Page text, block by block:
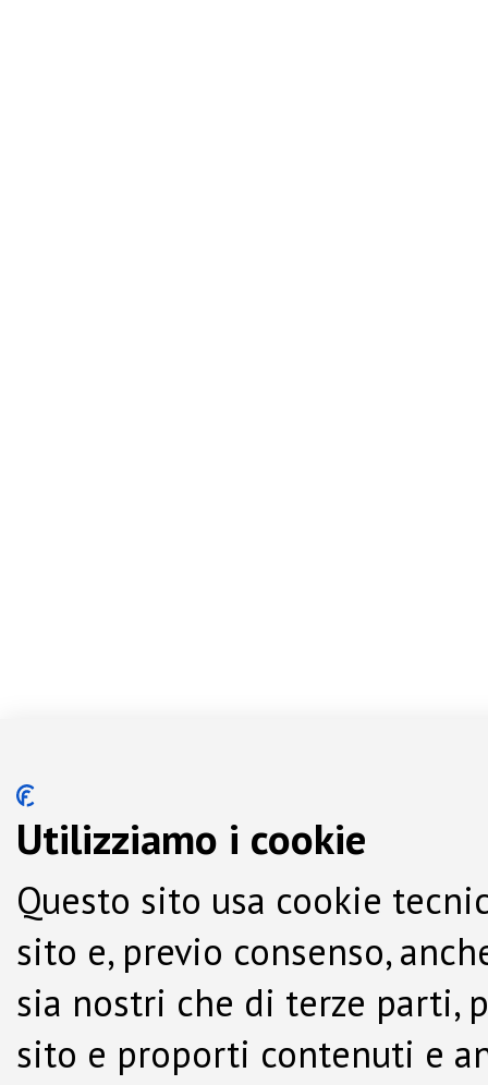
Utilizziamo i cookie
Questo sito usa cookie
sito e, previo consenso,
sia nostri che di terze parti,
sito e proporti contenuti e